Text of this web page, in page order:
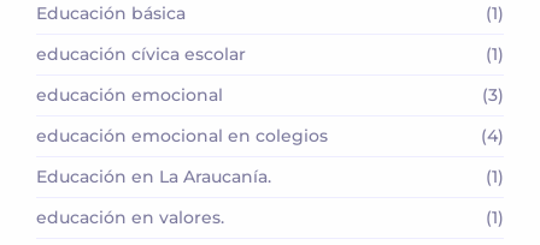
Educación básica
(1)
educación cívica escolar
(1)
educación emocional
(3)
educación emocional en colegios
(4)
Educación en La Araucanía.
(1)
educación en valores.
(1)